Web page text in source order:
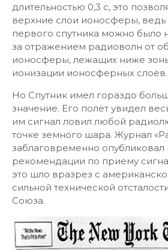
длительностью 0,3 с, это
верхние слои ионосферы, ведь
первого спутника можно было
за отражением радиоволн от
ионосферы, лежащих ниже
ионизации ионосферных слоёв.
Но Спутник имел гораздо
значение. Его полёт увидел
им сигнал ловил любой
точке земного шара. Журнал
заблаговременно
рекомендации по приему
это шло вразрез с
сильной технической
Союза.